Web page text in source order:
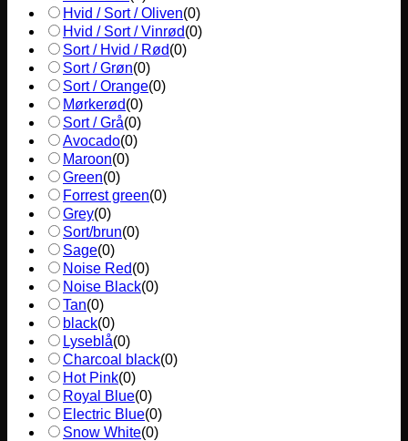
Hvid / Sort / Oliven(0)
Hvid / Sort / Vinrød(0)
Sort / Hvid / Rød(0)
Sort / Grøn(0)
Sort / Orange(0)
Mørkerød(0)
Sort / Grå(0)
Avocado(0)
Maroon(0)
Green(0)
Forrest green(0)
Grey(0)
Sort/brun(0)
Sage(0)
Noise Red(0)
Noise Black(0)
Tan(0)
black(0)
Lyseblå(0)
Charcoal black(0)
Hot Pink(0)
Royal Blue(0)
Electric Blue(0)
Snow White(0)